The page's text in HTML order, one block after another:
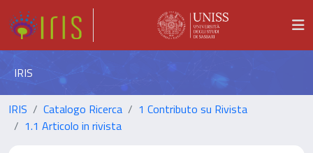
IRIS
IRIS Catalogo Ricerca
1 Contributo su Rivista
1.1 Articolo in rivista